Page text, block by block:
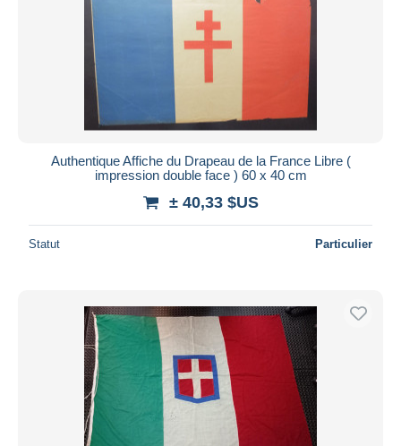
Authentique Affiche du Drapeau de la France Libre (
impression double face ) 60 x 40 cm
± 40,33 $US
Statut Particulier